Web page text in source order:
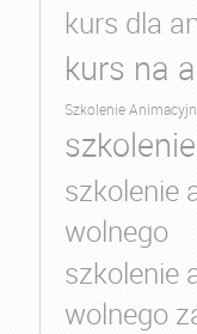
kurs dla
kurs na
Szkolenie
szkolenie
wolnego
szkolenie
wolnego